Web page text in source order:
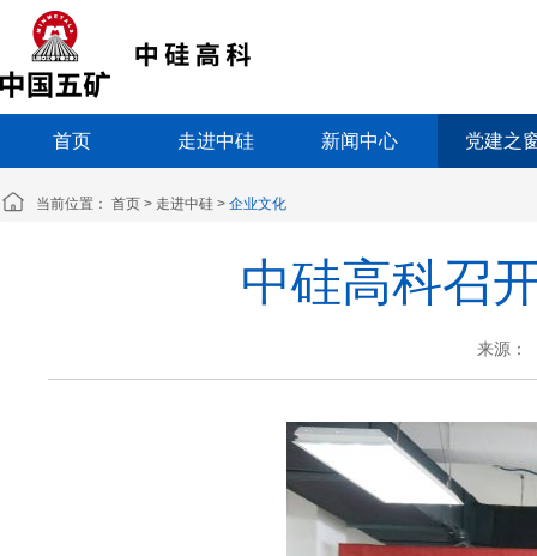
首页 走进中硅 新闻中心 党建之
当前位置： 首页 > 走进中硅 > 企业文化
中硅高科召
来源：